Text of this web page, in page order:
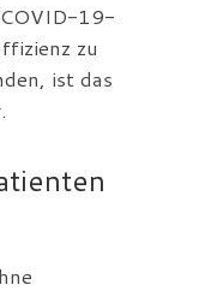
19-
zu
ist das